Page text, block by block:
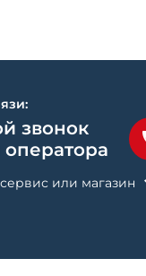
звонок
или магазин